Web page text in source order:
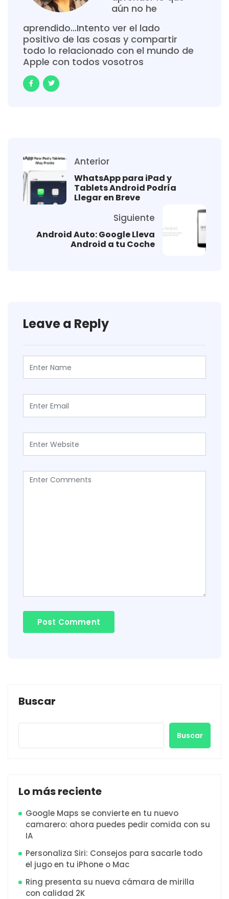
aún no he
aprendido...Intento ver el lado
positivo de las cosas y compartir
todo lo relacionado con el mundo de
Apple con todos vosotros
Anterior
WhatsApp para iPad y
Tablets Android Podría
Llegar en Breve
Siguiente
Android Auto: Google Lleva
Android a tu Coche
Leave a Reply
Buscar
Buscar
Lo más reciente
Google Maps se convierte en tu nuevo
camarero: ahora puedes pedir comida con su
IA
Personaliza Siri: Consejos para sacarle todo
el jugo en tu iPhone o Mac
Ring presenta su nueva cámara de mirilla
con calidad 2K